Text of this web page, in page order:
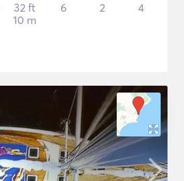
32 ft
10 m
6 2 4